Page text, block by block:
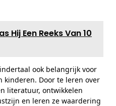
Hij Een Reeks Van 10
ook belangrijk voor
kinderen. Door te leren over
literatuur, ontwikkelen
en leren ze waardering